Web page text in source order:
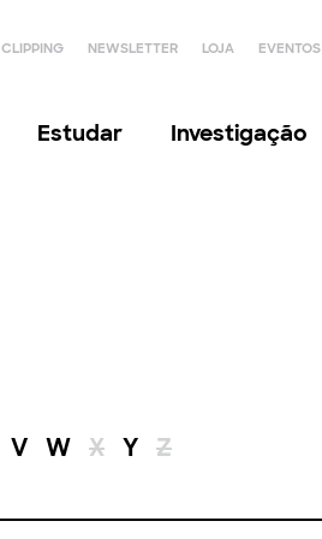
CLIPPING NEWSLETTER LOJA EVENTOS
Estudar Investigação
V W X Y Z